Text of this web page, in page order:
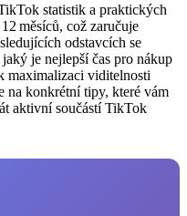
statistik a praktických
měsíců, což zaručuje
odstavcích se
je nejlepší čas pro nákup
maximalizaci viditelnosti
na konkrétní tipy, které vám
aktivní součástí TikTok